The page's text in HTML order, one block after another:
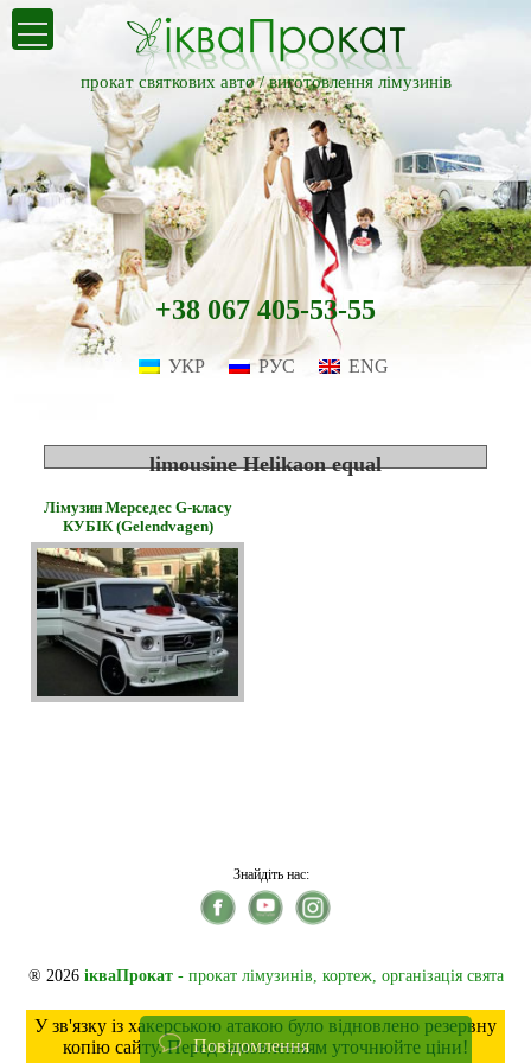
прокат святкових авто /виготовлення лімузинів
+38 067 405-53-55
УКР РУС ENG
limousine Helikaon equal
Лімузин Мерседес G-класу
КУБІК (Gelendvagen)
Знайдіть нас:
® 2026 ікваПрокат- прокат лімузинів, кортеж, організація свята
У зв'язку із хакерською атакою було відновлено резервну
копію сайту. Перед замовленням уточнюйте ціни!
Повідомлення